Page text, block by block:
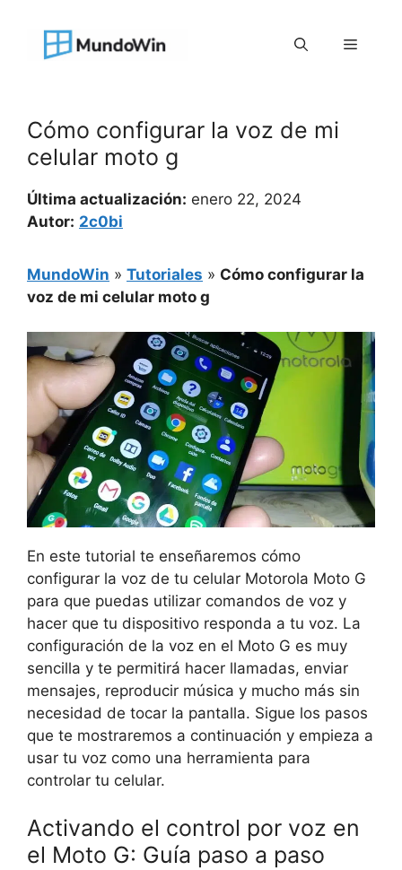
contenido
Menú
Cómo configurar la voz de mi
celular moto g
Última actualización: enero 22, 2024
Autor: 2c0bi
MundoWin » Tutoriales » Cómo configurar la
voz de mi celular moto g
En este tutorial te enseñaremos cómo
configurar la voz de tu celular Motorola Moto G
para que puedas utilizar comandos de voz y
hacer que tu dispositivo responda a tu voz. La
configuración de la voz en el Moto G es muy
sencilla y te permitirá hacer llamadas, enviar
mensajes, reproducir música y mucho más sin
necesidad de tocar la pantalla. Sigue los pasos
que te mostraremos a continuación y empieza a
usar tu voz como una herramienta para
controlar tu celular.
Activando el control por voz en
el Moto G: Guía paso a paso